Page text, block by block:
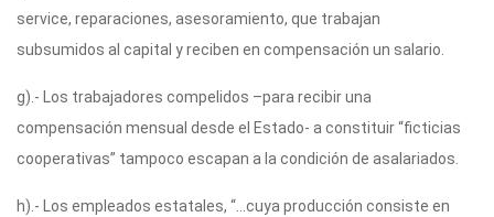
service, reparaciones, asesoramiento, que trabajan
subsumidos al capital y reciben en compensación un salario.
g).- Los trabajadores compelidos –para recibir una
compensación mensual desde el Estado- a constituir “ficticias
cooperativas” tampoco escapan a la condición de asalariados.
h).- Los empleados estatales, “…cuya producción consiste en